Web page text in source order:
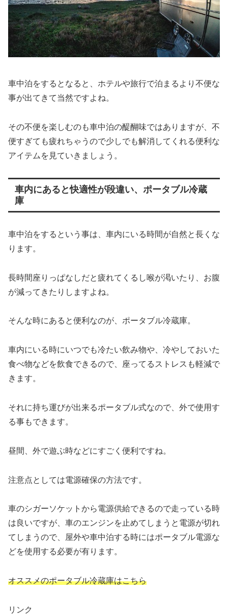
車中泊をするとなると、ホテルや旅行で泊まるより不便な
事が出てきて当然ですよね。
その不便を楽しむのも車中泊の醍醐味ではありますが、不
便すぎても疲れちゃうので少しでも解消してくれる便利な
アイテムを見ていきましょう。
車内にあると快適性が段違い、ポータブル冷蔵
庫
車中泊をするという事は、車内にいる時間が自然と長くな
ります。
長時間座りっぱなしだと疲れてくるし喉が渇いたり、お腹
が減ってきたりしますよね。
そんな時にあると便利なのが、ポータブル冷蔵庫。
車内にいる時にいつでも冷たい飲み物や、冷やしておいた
食べ物などを飲食できるので、座ってるストレスも軽減で
きます。
それに持ち運びが出来るポータブル式なので、外で使用す
る事もできます。
昼間、外で遊ぶ時などにすごく便利ですね。
注意点としては電源確保の方法です。
車のシガーソケットから電源供給できるので走っている時
は良いですが、車のエンジンを止めてしまうと電源が切れ
てしまうので、屋外や車中泊する時にはポータブル電源な
どを使用する必要が有ります。
オススメのポータブル冷蔵庫はこちら
リンク